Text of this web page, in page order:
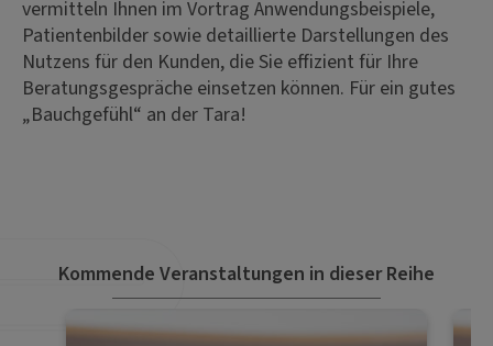
vermitteln Ihnen im Vortrag Anwendungsbeispiele,
Patientenbilder sowie detaillierte Darstellungen des
Nutzens für den Kunden, die Sie effizient für Ihre
Beratungsgespräche einsetzen können. Für ein gutes
„Bauchgefühl“ an der Tara!
Kommende Veranstaltungen in dieser Reihe